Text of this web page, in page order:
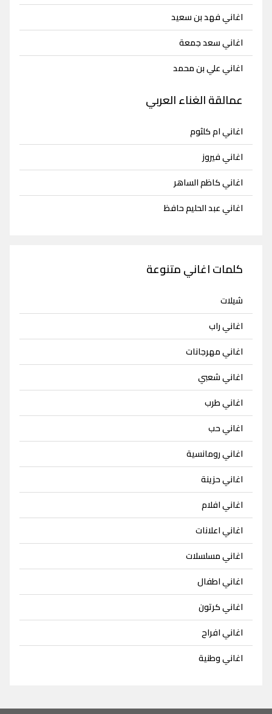
اغاني فهد بن سعيد
اغاني سعد جمعة
اغاني علي بن محمد
عمالقة الغناء العربي
اغاني ام كلثوم
اغاني فيروز
اغاني كاظم الساهر
اغاني عبد الحليم حافظ
كلمات اغاني متنوعة
شيلات
اغاني راب
اغاني مهرجانات
اغاني شعبي
اغاني طرب
اغاني حب
اغاني رومانسية
اغاني حزينة
اغاني افلام
اغاني اعلانات
اغاني مسلسلات
اغاني اطفال
اغاني كرتون
اغاني افراح
اغاني وطنية